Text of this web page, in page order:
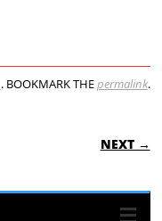
. BOOKMARK THEpermalink.
NEXT →